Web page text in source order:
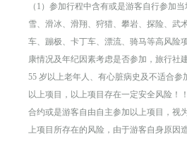
（1）参加行程中含有或是游客自行参加
雪、滑冰、滑翔、狩猎、攀岩、探险、武
车、蹦极、卡丁车、漂流、骑马等高风险
康情况及年纪因素考虑是否参加，旅行社
55 岁以上老年人、有心脏病史及不适合参
以上项目，以上项目存在一定安全风险！
合约或是游客自由自主参加以上项目，视
上项目所存在的风险，由于游客自身原因